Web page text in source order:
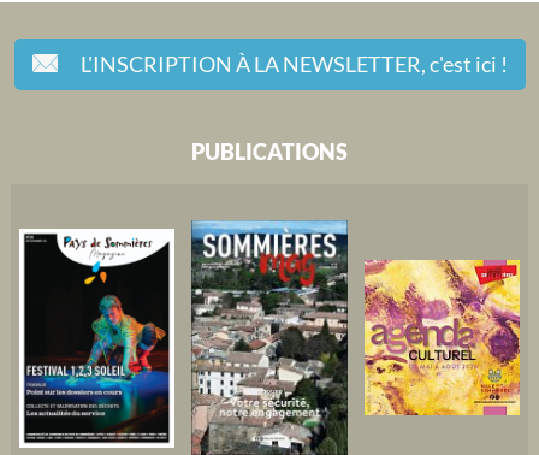
L'INSCRIPTION À LA NEWSLETTER,c'est ici !
PUBLICATIONS